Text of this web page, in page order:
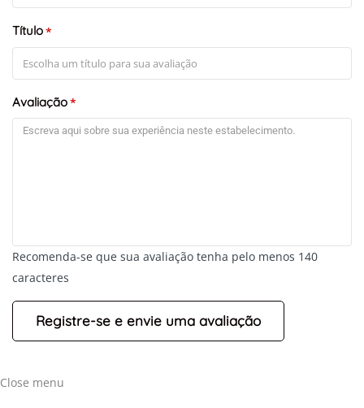
Título*
Avaliação*
Recomenda-se que sua avaliação tenha pelo menos 140
caracteres
Close menu